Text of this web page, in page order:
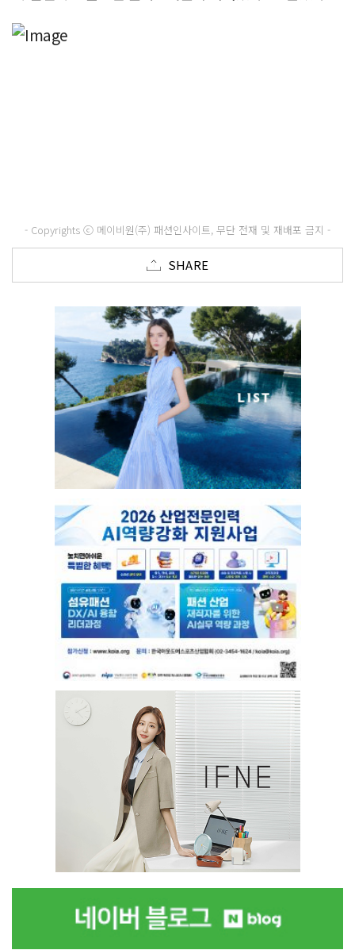
- Copyrights ⓒ 메이비원(주) 패션인사이트, 무단 전재 및 재배포 금지 -
SHARE